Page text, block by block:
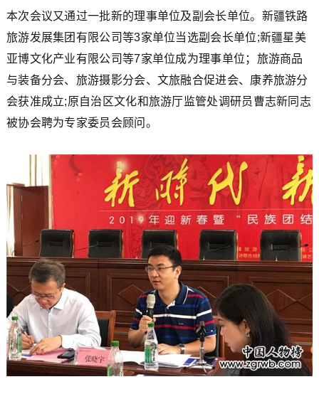
本次会议又通过一批新的理事单位及副会长单位。新疆铁路
旅游发展集团有限公司等3家单位当选副会长单位;新疆星美
亚博文化产业有限公司等7家单位成为理事单位；旅游商品
与装备分会、旅游摄影分会、文旅融合促进会、康养旅游分
会获准成立;原自治区文化和旅游厅监管处调研员曹志新同志
被协会聘为专家委员会顾问。